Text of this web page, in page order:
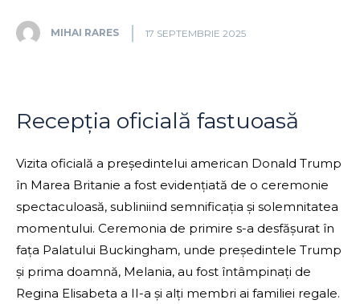
MIHAI RARES 17 SEPTEMBRIE 2025
Recepția oficială fastuoasă
Vizita oficială a președintelui american Donald Trump
în Marea Britanie a fost evidențiată de o ceremonie
spectaculoasă, subliniind semnificația și solemnitatea
momentului. Ceremonia de primire s-a desfășurat în
fața Palatului Buckingham, unde președintele Trump
și prima doamnă, Melania, au fost întâmpinați de
Regina Elisabeta a II-a și alți membri ai familiei regale.